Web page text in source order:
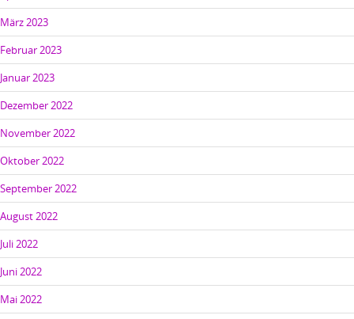
März 2023
Februar 2023
Januar 2023
Dezember 2022
November 2022
Oktober 2022
September 2022
August 2022
Juli 2022
Juni 2022
Mai 2022